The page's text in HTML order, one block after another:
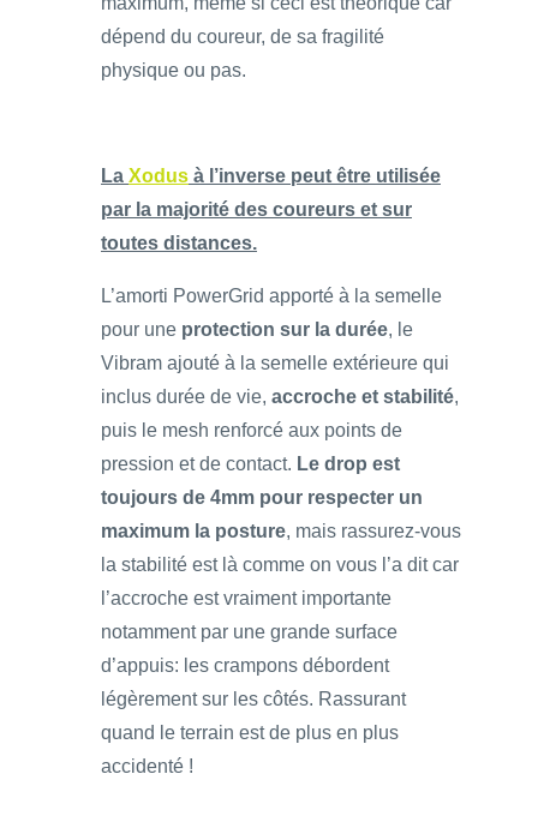
dépend du coureur, de sa fragilité
physique ou pas.
La Xodus à l’inverse peut être utilisée
par la majorité des coureurs et sur
toutes distances.
L’amorti PowerGrid apporté à la semelle
pour une protection sur la durée, le
Vibram ajouté à la semelle extérieure qui
inclus durée de vie, accroche et stabilité,
puis le mesh renforcé aux points de
pression et de contact. Le drop est
toujours de 4mm pour respecter un
maximum la posture, mais rassurez-vous
la stabilité est là comme on vous l’a dit car
l’accroche est vraiment importante
notamment par une grande surface
d’appuis: les crampons débordent
légèrement sur les côtés. Rassurant
quand le terrain est de plus en plus
accidenté !